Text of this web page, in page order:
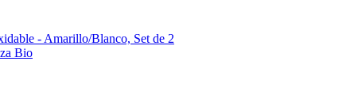
- Amarillo/Blanco, Set de 2
Bio